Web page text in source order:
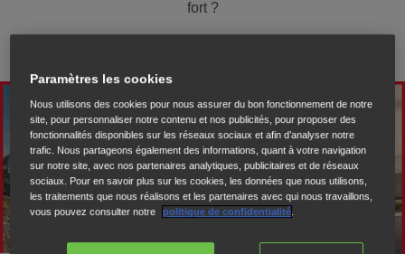
fort ?
Lire la vidéo
Paramètres les cookies
Nous utilisons des cookies pour nous assurer du bon fonctionnement de notre
site, pour personnaliser notre contenu et nos publicités, pour proposer des
fonctionnalités disponibles sur les réseaux sociaux et afin d’analyser notre
trafic. Nous partageons également des informations, quant à votre navigation
sur notre site, avec nos partenaires analytiques, publicitaires et de réseaux
sociaux. Pour en savoir plus sur les cookies, les données que nous utilisons,
les traitements que nous réalisons et les partenaires avec qui nous travaillons,
vous pouvez consulter notre
politique de confidentialité.